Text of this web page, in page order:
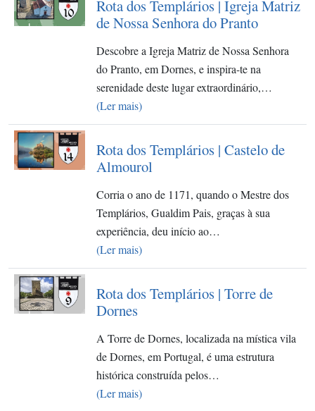
Rota dos Templários | Igreja Matriz
de Nossa Senhora do Pranto
Descobre a Igreja Matriz de Nossa Senhora
do Pranto, em Dornes, e inspira-te na
serenidade deste lugar extraordinário,…
(Ler mais)
Rota dos Templários | Castelo de
Almourol
Corria o ano de 1171, quando o Mestre dos
Templários, Gualdim Pais, graças à sua
experiência, deu início ao…
(Ler mais)
Rota dos Templários | Torre de
Dornes
A Torre de Dornes, localizada na mística vila
de Dornes, em Portugal, é uma estrutura
histórica construída pelos…
(Ler mais)